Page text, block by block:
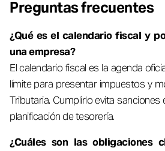
Preguntas frecuentes
¿Qué es el calendario fiscal y
una empresa?
El calendario fiscal es la agenda
límite para presentar impuestos y
Tributaria. Cumplirlo evita
planificación de tesorería.
¿Cuáles son las obligaciones